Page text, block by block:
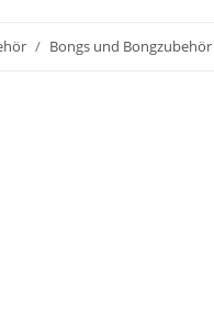
Bongs und Bongzubehör